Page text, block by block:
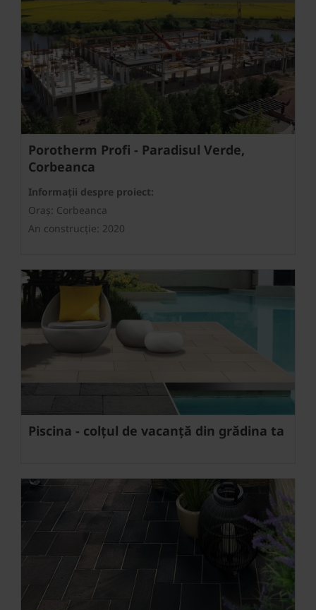
Porotherm Profi - Paradisul Verde,
Corbeanca
Informații despre proiect:
Oraș: Corbeanca
An construcție: 2020
Piscina - colțul de vacanță din grădina ta